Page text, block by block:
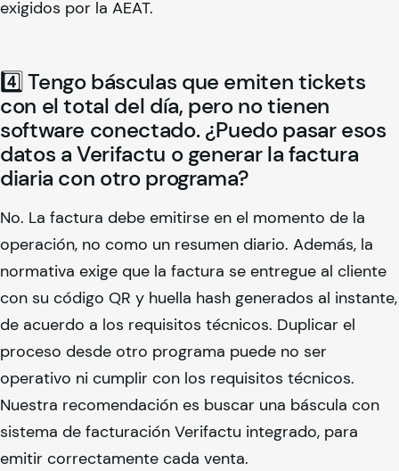
exigidos por la AEAT.
4️⃣ Tengo básculas que emiten tickets
con el total del día, pero no tienen
software conectado. ¿Puedo pasar esos
datos a Verifactu o generar la factura
diaria con otro programa?
No. La factura debe emitirse en el momento de la
operación, no como un resumen diario. Además, la
normativa exige que la factura se entregue al cliente
con su código QR y huella hash generados al instante,
de acuerdo a los requisitos técnicos. Duplicar el
proceso desde otro programa puede no ser
operativo ni cumplir con los requisitos técnicos.
Nuestra recomendación es buscar una báscula con
sistema de facturación Verifactu integrado, para
emitir correctamente cada venta.